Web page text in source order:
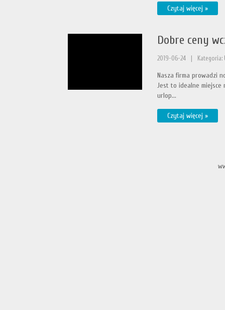
Czytaj więcej »
Dobre ceny
2019-06-24
Nasza firma prowadzi
Jest to idealne miejsce
urlop...
Czytaj więcej »